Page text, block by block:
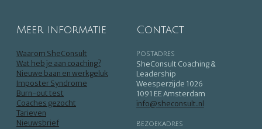
Meer informatie
Waarom SheConsult
Wat heb je aan coaching?
Nieuwe baan en werkgeluk
Imposter Syndrome
Burn-out test
Coaches gezocht
Tarieven
Nieuwsbrief
Contact
Postadres
SheConsult Coaching &
Leadership
Weesperzijde 1026
1091 EE Amsterdam
info@sheconsult.nl
Bezoekadres